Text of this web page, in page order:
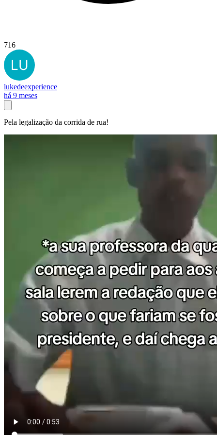
716
lukedeexperience
há 9 meses
Pela legalização da corrida de rua!